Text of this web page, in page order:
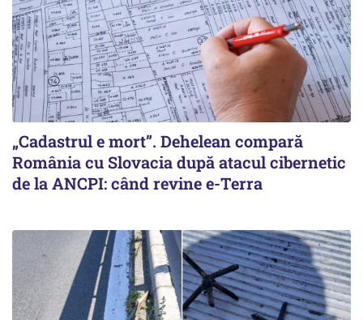
„Cadastrul e mort”. Dehelean compară
România cu Slovacia după atacul cibernetic
de la ANCPI: când revine e-Terra